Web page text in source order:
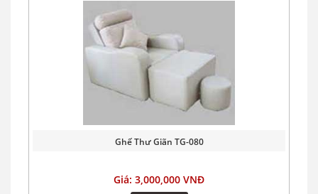
Ghế Thư Giãn TG-080
Giá: 3,000,000 VNĐ